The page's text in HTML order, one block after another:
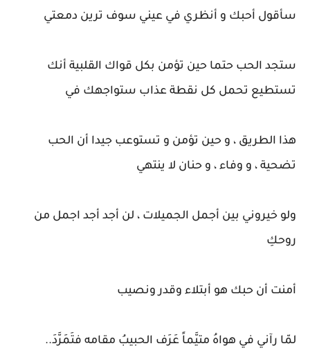
سأقول أحبك و أنظري في عيني سوف ترين دمعتي
ستجد الحب حتما حين تؤمن بكل قواك القلبية أنك
تستطيع تحمل كل نقطة عذاب ستواجهك في
هذا الطريق ، و حين تؤمن و تستوعب جيدا أن الحب
تضحية ، و وفاء ، و حنان لا ينتهي
ولو خيروني بين أجمل الجميلات ، لن أجد أجد اجمل من
روحكِ
أمنت أن حبك هو أبتلاء وقدر ونصيب
لمّا رآني في هواهُ متيَّماً عَرَف الحبيبُ مقامه فتَمَرَّدَ..